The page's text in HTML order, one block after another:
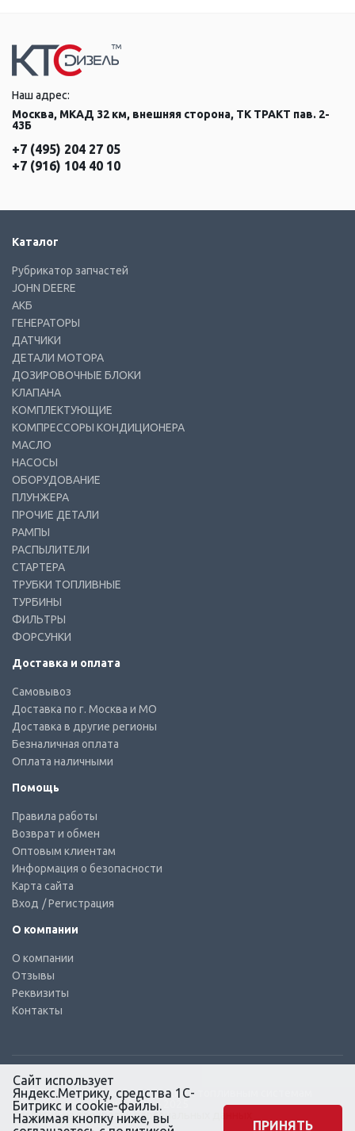
Наш адрес:
Москва, МКАД 32 км, внешняя сторона, ТК ТРАКТ пав. 2-
43Б
+7 (495) 204 27 05
+7 (916) 104 40 10
Каталог
Рубрикатор запчастей
JOHN DEERE
АКБ
ГЕНЕРАТОРЫ
ДАТЧИКИ
ДЕТАЛИ МОТОРА
ДОЗИРОВОЧНЫЕ БЛОКИ
КЛАПАНА
КОМПЛЕКТУЮЩИЕ
КОМПРЕССОРЫ КОНДИЦИОНЕРА
МАСЛО
НАСОСЫ
ОБОРУДОВАНИЕ
ПЛУНЖЕРА
ПРОЧИЕ ДЕТАЛИ
РАМПЫ
РАСПЫЛИТЕЛИ
СТАРТЕРА
ТРУБКИ ТОПЛИВНЫЕ
ТУРБИНЫ
ФИЛЬТРЫ
ФОРСУНКИ
Доставка и оплата
Самовывоз
Доставка по г. Москва и МО
Доставка в другие регионы
Безналичная оплата
Оплата наличными
Помощь
Правила работы
Возврат и обмен
Оптовым клиентам
Информация о безопасности
Карта сайта
Вход / Регистрация
О компании
О компании
Отзывы
Реквизиты
Контакты
© КТС-Дизель – Комплектующие к топливным системам
Все права защищены, 2003 – 2025
Согласие на обработку персональных данных
Сайт использует
Яндекс.Метрику, средства 1С-
Битрикс и cookie-файлы.
Нажимая кнопку ниже, вы
ПРИНЯТЬ